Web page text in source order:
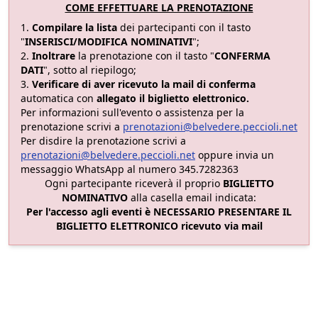
COME EFFETTUARE LA PRENOTAZIONE
Compilare la lista dei partecipanti con il tasto
"INSERISCI/MODIFICA NOMINATIVI";
Inoltrare la prenotazione con il tasto "CONFERMA
DATI", sotto al riepilogo;
Verificare di aver ricevuto la mail di conferma
automatica con allegato il biglietto elettronico.
Per informazioni sull'evento o assistenza per la
prenotazione scrivi a prenotazioni@belvedere.peccioli.net
Per disdire la prenotazione scrivi a
prenotazioni@belvedere.peccioli.net oppure invia un
messaggio WhatsApp al numero 345.7282363
Ogni partecipante riceverà il proprio BIGLIETTO
NOMINATIVO alla casella email indicata:
Per l'accesso agli eventi è NECESSARIO PRESENTARE IL
BIGLIETTO ELETTRONICOricevuto via mail